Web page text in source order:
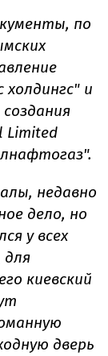
по
и
Limited
недавно
дело, но
у всех
для
киевский
дверь